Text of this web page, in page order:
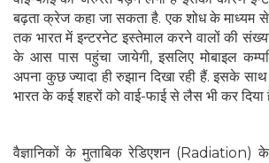
बढ़ता क्रेज कहा जा सकता है. एक शोध के माध्यम
तक भारत में इन्टरनेट इस्तेमाल करने वालों की
के आस पास पहुंचा जायेगी, इसलिए मोबाइल
अपना कुछ ज्यादा ही रुझान दिखा रही हैं. इसके
भारत के कई शहरों को वाई-फाई से लैस भी कर दिया
वैज्ञानिकों के मुताबिक रेडिएशन